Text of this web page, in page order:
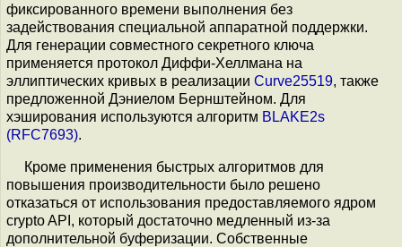
фиксированного времени выполнения без
задействования специальной аппаратной поддержки.
Для генерации совместного секретного ключа
применяется протокол Диффи-Хеллмана на
эллиптических кривых в реализации Curve25519, также
предложенной Дэниелом Бернштейном. Для
хэширования используются алгоритм BLAKE2s
(RFC7693).
Кроме применения быстрых алгоритмов для
повышения производительности было решено
отказаться от использования предоставляемого ядром
crypto API, который достаточно медленный из-за
дополнительной буферизации. Собственные